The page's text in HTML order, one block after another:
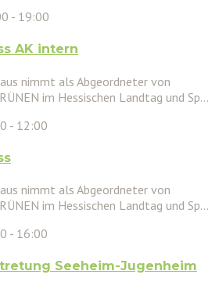
- 19:00
AK intern
nimmt als Abgeordneter von
im Hessischen Landtag und Sp...
- 12:00
nimmt als Abgeordneter von
im Hessischen Landtag und Sp...
- 16:00
Seeheim-Jugenheim